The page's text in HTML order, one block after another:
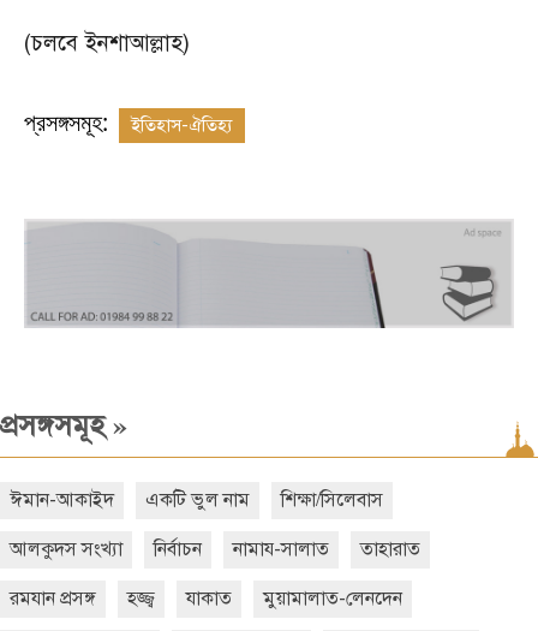
(চলবে ইনশাআল্লাহ)
প্রসঙ্গসমূহ: ইতিহাস-ঐতিহ্য
প্রসঙ্গসমূহ»
ঈমান-আকাইদ একটি ভুল নাম শিক্ষা/সিলেবাস
আলকুদস সংখ্যা নির্বাচন নামায-সালাত তাহারাত
রমযান প্রসঙ্গ হজ্জ্ব যাকাত মুয়ামালাত-লেনদেন